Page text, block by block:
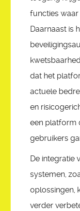
functies
Daarnaast is
dat het
actuele
en
een platform
gebruikers
De integratie
systemen,
oplossingen,
verder